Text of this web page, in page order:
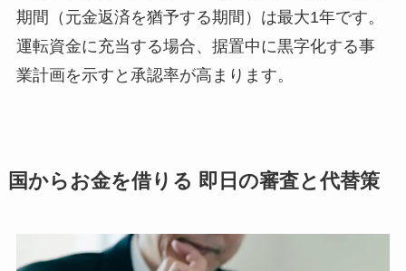
期間（元金返済を猶予する期間）は最大1年です。
運転資金に充当する場合、据置中に黒字化する事
業計画を示すと承認率が高まります。
国からお金を借りる 即日の審査と代替策